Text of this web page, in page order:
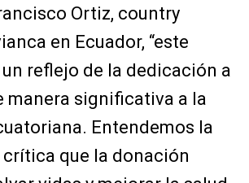
Ortiz, country
en Ecuador, “este
reflejo de la dedicación a
manera significativa a la
Entendemos la
que la donación